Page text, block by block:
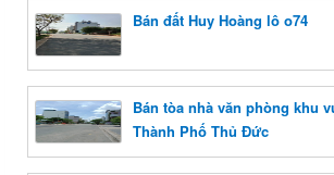
Bán đất Huy Hoàng lô o74
Bán tòa nhà văn phòng khu
Thành Phố Thủ Đức